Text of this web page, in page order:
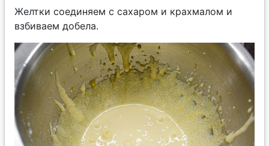
Желтки соединяем с сахаром и крахмалом и
взбиваем добела.